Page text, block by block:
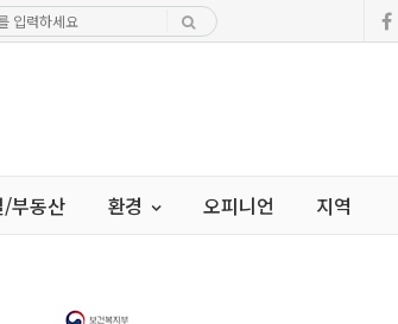
/부동산 환경 오피니언 지역